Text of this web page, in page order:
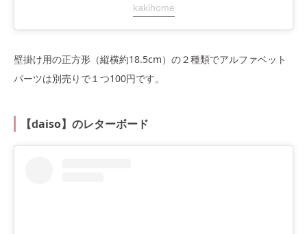
kakihome
壁掛け用の正方形（縦横約18.5cm）の２種類でアルファベット
パーツは別売りで１つ100円です。
【daiso】のレターボード